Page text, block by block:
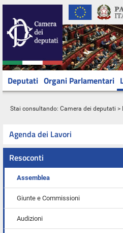
Deputati Organi Parlamentari
Stai consultando: Camera dei deputati >
Agenda dei Lavori
Resoconti
Assemblea
Giunte e Commissioni
Audizioni